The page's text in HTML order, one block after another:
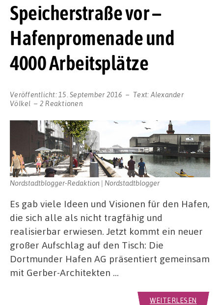
Speicherstraße vor –
Hafenpromenade und
4000 Arbeitsplätze
Veröffentlicht: 15. September 2016 Text: Alexander
Völkel
2 Reaktionen
Nordstadtblogger-Redaktion | Nordstadtblogger
Es gab viele Ideen und Visionen für den Hafen,
die sich alle als nicht tragfähig und
realisierbar erwiesen. Jetzt kommt ein neuer
großer Aufschlag auf den Tisch: Die
Dortmunder Hafen AG präsentiert gemeinsam
mit Gerber-Architekten …
WEITERLESEN